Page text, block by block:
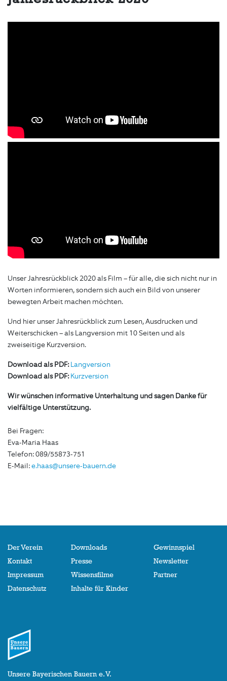
Unser Jahresrückblick 2020 als Film – für alle, die sich nicht nur in
Worten informieren, sondern sich auch ein Bild von unserer
bewegten Arbeit machen möchten.
Und hier unser Jahresrückblick zum Lesen, Ausdrucken und
Weiterschicken – als Langversion mit 10 Seiten und als
zweiseitige Kurzversion.
Download als PDF: Langversion
Download als PDF: Kurzversion
Wir wünschen informative Unterhaltung und sagen Danke für
vielfältige Unterstützung.
Bei Fragen:
Eva-Maria Haas
Telefon: 089/55873-751
E-Mail:e.haas@unsere-bauern.de
Der Verein
Kontakt
Impressum
Datenschutz
Downloads
Presse
Wissensfilme
Inhalte für Kinder
Gewinnspiel
Newsletter
Partner
Unsere Bayerischen Bauern e. V.